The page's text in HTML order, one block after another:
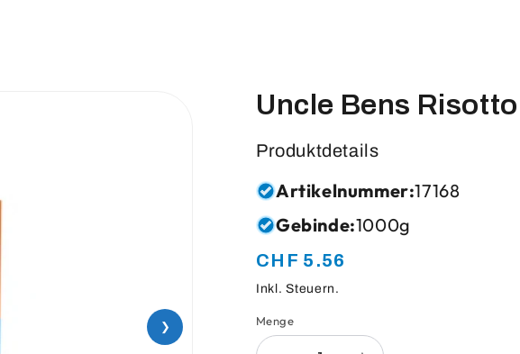
❯
Uncle Bens Risotto
Produktdetails
Artikelnummer:17168
Gebinde:1000g
Normaler
Preis
CHF 5.56
Inkl. Steuern.
Anzahl
Menge